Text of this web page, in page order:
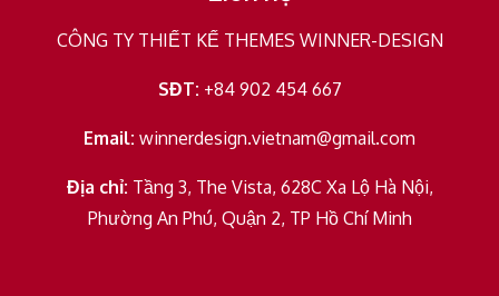
CÔNG TY THIẾT KẾ THEMES WINNER-DESIGN
SĐT: +84 902 454 667
Email: winnerdesign.vietnam@gmail.com
Địa chỉ: Tầng 3, The Vista, 628C Xa Lộ Hà Nội,
Phường An Phú, Quận 2, TP Hồ Chí Minh